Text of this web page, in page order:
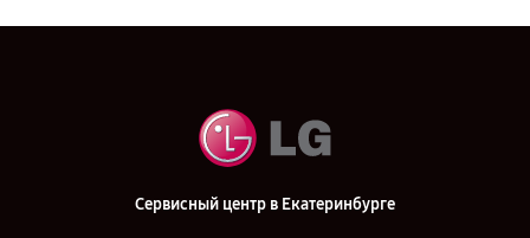
Сервисный центр в Екатеринбурге